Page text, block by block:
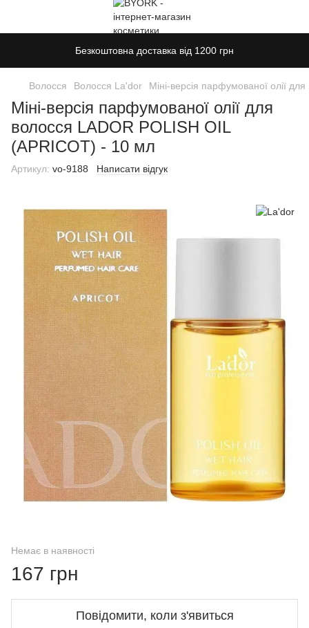
Безкоштовна доставка від 1200 грн
Волосся Волосся La'dor Міні-версія парфумованої олії
Міні-версія парфумованої олії для
волосся LADOR POLISH OIL
(APRICOT) - 10 мл
Артикул: vo-9188 Написати відгук
Немає в наявності
167 грн
Повідомити, коли з'явиться